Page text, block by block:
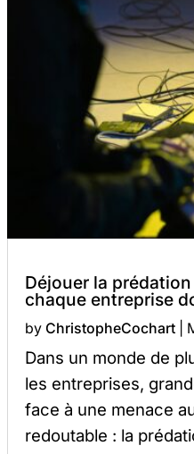
Déjouer la
chaque entreprise
by ChristopheCochart
Dans un monde de
les entreprises,
face à une menace
redoutable : la